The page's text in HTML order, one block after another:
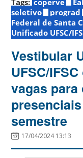
seletivo
prograd
Federal de Santa
Unificado UFSC/
Vestibular
UFSC/
vagas
semestre
17/04/2024 13:13